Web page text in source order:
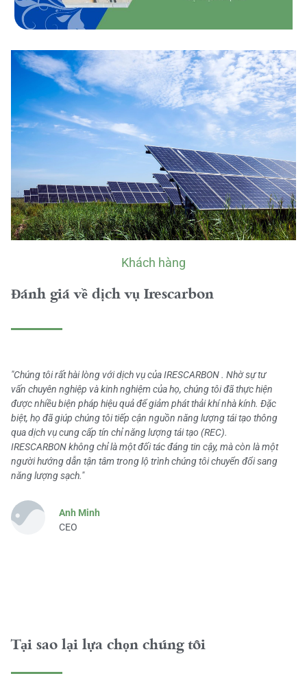
Khách hàng
Đánh giá về dịch vụ Irescarbon
"Chúng tôi rất hài lòng với dịch vụ của IRESCARBON . Nhờ sự tư
vấn chuyên nghiệp và kinh nghiệm của họ, chúng tôi đã thực hiện
được nhiều biện pháp hiệu quả để giảm phát thải khí nhà kính. Đặc
biệt, họ đã giúp chúng tôi tiếp cận nguồn năng lượng tái tạo thông
qua dịch vụ cung cấp tín chỉ năng lượng tái tạo (REC).
IRESCARBON không chỉ là một đối tác đáng tin cậy, mà còn là một
người hướng dẫn tận tâm trong lộ trình chúng tôi chuyển đổi sang
năng lượng sạch."
Anh Minh
CEO
Tại sao lại lựa chọn chúng tôi